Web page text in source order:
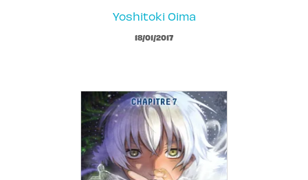
Yoshitoki Oima
18/01/2017